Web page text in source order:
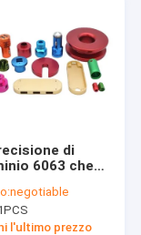
di
6063 che
di giro di
anodizzato
negotiable
l'ultimo prezzo